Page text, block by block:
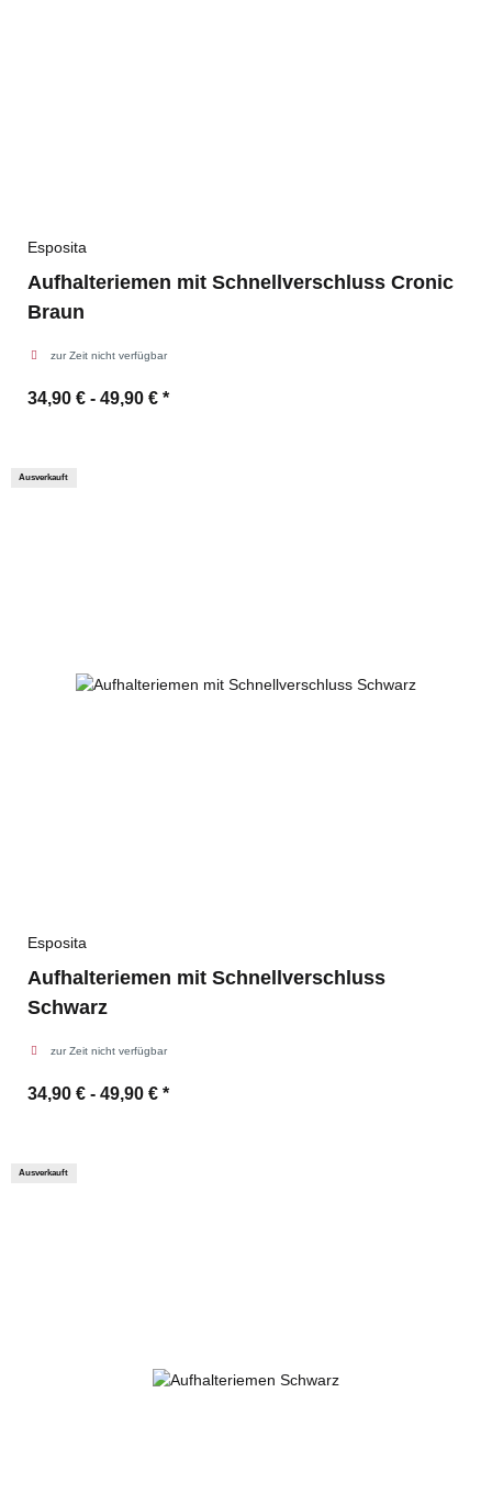
Esposita
Aufhalteriemen mit Schnellverschluss Cronic
Braun
zur Zeit nicht verfügbar
34,90 € - 49,90 € *
Ausverkauft
Esposita
Aufhalteriemen mit Schnellverschluss
Schwarz
zur Zeit nicht verfügbar
34,90 € - 49,90 € *
Ausverkauft